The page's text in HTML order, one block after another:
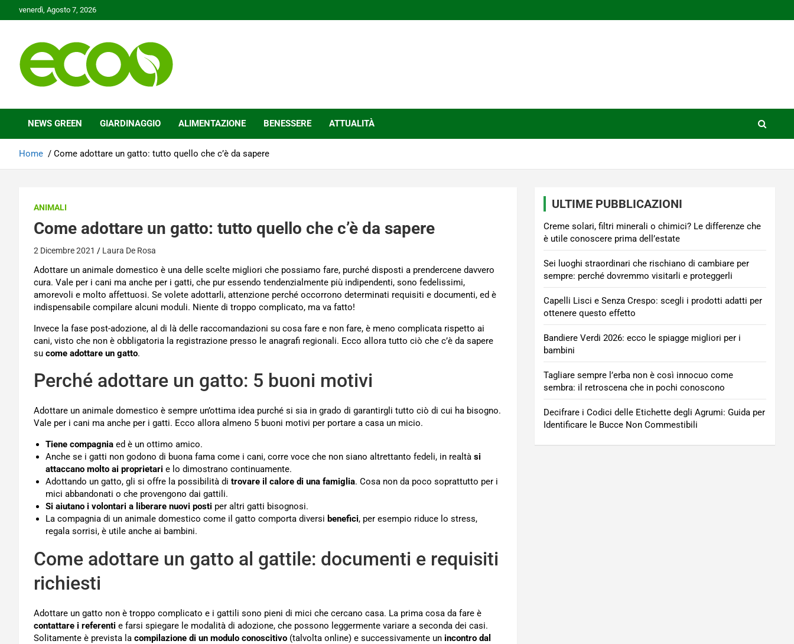
to
venerdì, Agosto 7, 2026
Ecoo.it
NEWS GREEN GIARDINAGGIO ALIMENTAZIONE BENESSERE ATTUALITÀ
Home Come adottare un gatto: tutto quello che c’è da sapere
ANIMALI
Come adottare un gatto: tutto quello che c’è da sapere
2 Dicembre 2021 Laura De Rosa
Adottare un animale domestico è una delle scelte migliori che possiamo fare, purché disposti a prendercene davvero
cura. Vale per i cani ma anche per i gatti, che pur essendo tendenzialmente più indipendenti, sono fedelissimi,
amorevoli e molto affettuosi. Se volete adottarli, attenzione perché occorrono determinati requisiti e documenti, ed è
indispensabile compilare alcuni moduli. Niente di troppo complicato, ma va fatto!
Invece la fase post-adozione, al di là delle raccomandazioni su cosa fare e non fare, è meno complicata rispetto ai
cani, visto che non è obbligatoria la registrazione presso le anagrafi regionali. Ecco allora tutto ciò che c’è da sapere
su come adottare un gatto.
Perché adottare un gatto: 5 buoni motivi
Adottare un animale domestico è sempre un’ottima idea purché si sia in grado di garantirgli tutto ciò di cui ha bisogno.
Vale per i cani ma anche per i gatti. Ecco allora almeno 5 buoni motivi per portare a casa un micio.
Tiene compagnia ed è un ottimo amico.
Anche se i gatti non godono di buona fama come i cani, corre voce che non siano altrettanto fedeli, in realtà si
attaccano molto ai proprietari e lo dimostrano continuamente.
Adottando un gatto, gli si offre la possibilità di trovare il calore di una famiglia. Cosa non da poco soprattutto per i
mici abbandonati o che provengono dai gattili.
Si aiutano i volontari a liberare nuovi posti per altri gatti bisognosi.
La compagnia di un animale domestico come il gatto comporta diversi benefici, per esempio riduce lo stress,
regala sorrisi, è utile anche ai bambini.
Come adottare un gatto al gattile: documenti e requisiti
richiesti
Adottare un gatto non è troppo complicato e i gattili sono pieni di mici che cercano casa. La prima cosa da fare è
contattare i referenti e farsi spiegare le modalità di adozione, che possono leggermente variare a seconda dei casi.
Solitamente è prevista la compilazione di un modulo conoscitivo (talvolta online) e successivamente un incontro dal
ULTIME PUBBLICAZIONI
Creme solari, filtri minerali o chimici? Le differenze che
è utile conoscere prima dell’estate
Sei luoghi straordinari che rischiano di cambiare per
sempre: perché dovremmo visitarli e proteggerli
Capelli Lisci e Senza Crespo: scegli i prodotti adatti per
ottenere questo effetto
Bandiere Verdi 2026: ecco le spiagge migliori per i
bambini
Tagliare sempre l’erba non è così innocuo come
sembra: il retroscena che in pochi conoscono
Decifrare i Codici delle Etichette degli Agrumi: Guida per
Identificare le Bucce Non Commestibili